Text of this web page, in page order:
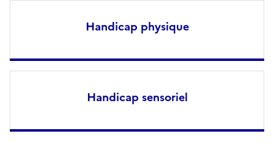
Handicap physique
Handicap sensoriel